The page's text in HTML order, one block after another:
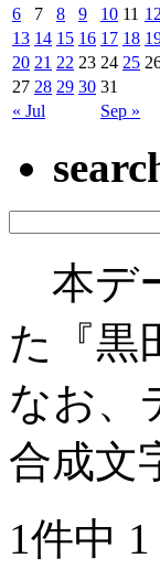
« Jul Sep »
6
7 8 9 10 11 12
13 14 15 16 17 18
20 21 22 23 24 25
27 28 29 30 31
本デ
た『黒
なお、
合成文
1件中 1